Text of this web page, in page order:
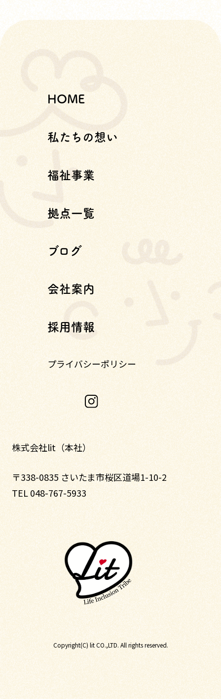
HOME
私たちの想い
福祉事業
拠点一覧
ブログ
会社案内
採用情報
プライバシーポリシー
株式会社lit（本社）
〒338-0835 さいたま市桜区道場1-10-2
TEL 048-767-5933
Copyright(C) lit CO.,LTD. All rights reserved.